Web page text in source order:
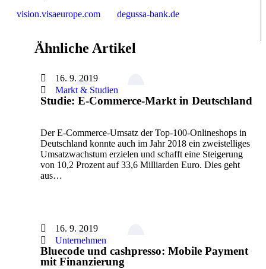
vision.visaeurope.com
degussa-bank.de
Ähnliche Artikel
16. 9. 2019
Markt & Studien
Studie: E-Commerce-Markt in Deutschland
Der E-Commerce-Umsatz der Top-100-Onlineshops in
Deutschland konnte auch im Jahr 2018 ein zweistelliges
Umsatzwachstum erzielen und schafft eine Steigerung
von 10,2 Prozent auf 33,6 Milliarden Euro. Dies geht
aus…
16. 9. 2019
Unternehmen
Bluecode und cashpresso: Mobile Payment
mit Finanzierung